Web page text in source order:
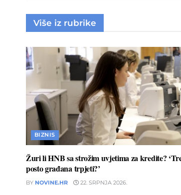
Više iz rubrike
BIZNIS
Žuri li HNB sa strožim uvjetima za kredite?
posto građana trpjeti?’
BY NOVINE.HR 22. SRPNJA 2026.